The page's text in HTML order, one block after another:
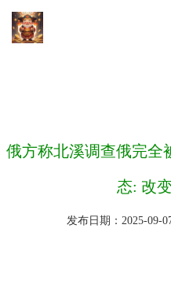
俄方称北溪调查俄完全
态: 改
发布日期：2025-09-